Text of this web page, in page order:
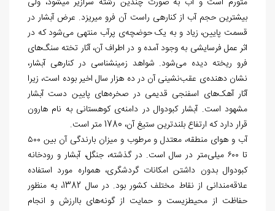
بیشترین حجم آب از کناره‏ی راست آن فرو می‎ریزد. عرض آبشار در
قسمت پایین، زیاد و به یک حوضچه‌ی پرآب منتهی می‌شود که در
اثر عمل فرسایشی به وجود آمده و در اطراف آن، آثار تخته سنگ‌های
فرو ریخته دیده می‌شود. شواهد زمین‏شناسی در کناره‏ی آبشار،
نشان دهنده‌ی عقب‌نشینی آن در ده هزار سال اخیر بوده است، زیرا
آثار آهک‌های اسفنجی قدیمی در صخره‌های پایین دست آبشار
مشهود است. آبشار کبودوال در دامنه‌ی کوهستانی به نام هارون
قرار دارد که ارتفاع بلندترین ستیغ آن، 1780 متر است.
آب و هواى منطقه، معتدل و مرطوب و ميزان بارندگى آن بين ۵۰۰
تا ۶۰۰ ميلى‌متر در سال است. در گذشته، جنگل، آبشار و رودخانه
كبودوال بدون داشتن امكانات گردشگرى، همواره مورد استفاده
علاقه‌مندانى از نقاط مختلف كشور بود. در سال 1382، به منظور
حفاظت از محیط‏زیست و حمایت از گونه‌های باارزش و انجام